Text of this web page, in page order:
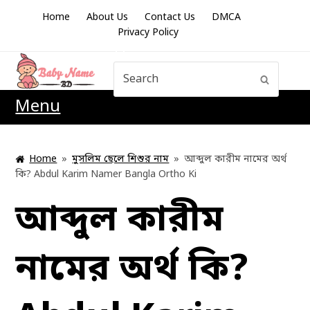
Home About Us Contact Us
DMCA
Privacy Policy
Search
Menu
Home » মুসলিম ছেলে শিশুর নাম » আব্দুল কারীম নামের অর্থ
কি? Abdul Karim Namer Bangla Ortho Ki
আব্দুল কারীম
নামের অর্থ কি?